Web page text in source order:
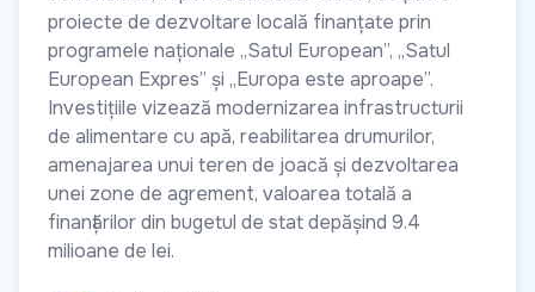
proiecte de dezvoltare locală finanțate prin
programele naționale „Satul European”, „Satul
European Expres” și „Europa este aproape”.
Investițiile vizează modernizarea infrastructurii
de alimentare cu apă, reabilitarea drumurilor,
amenajarea unui teren de joacă și dezvoltarea
unei zone de agrement, valoarea totală a
finanțărilor din bugetul de stat depășind 9.4
milioane de lei.